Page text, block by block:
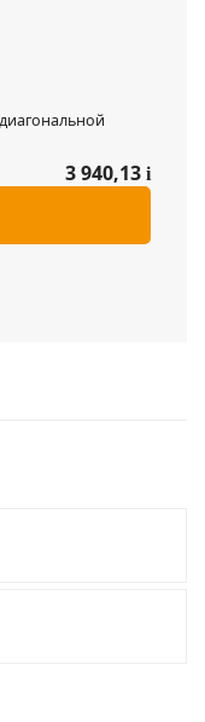
3 940,13 i